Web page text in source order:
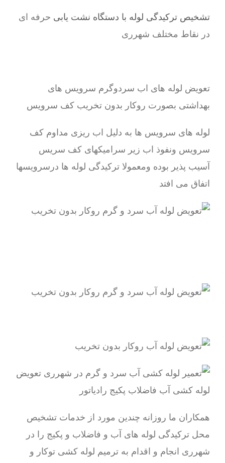
تشخیص ترکیدگی لوله با دستگاه نشت یابی حرفه ای
در نقاط مختلف شهرری
تعویض لوله های اب سردوگرم سرویس های
بهداشتی بصورت روکار بدون تخریب کف سرویس
لوله های سرویس ها به دلیل اب ریزی مداوم کف
سرویس ونفوذ اب زیر سرامیکهای کف سریس
آسیب پذیر بوده ومعمولا ترکیدگی لوله ها درسرویسها
اتفاق می افتد
همکاران ما روزانه چندین مورد از خدمات تشخیص
محل ترکیدگی لوله های آب و فاضلاب و پکیج را در
شهرری انجام و اقدام به ترمیم لوله کشی توکار و